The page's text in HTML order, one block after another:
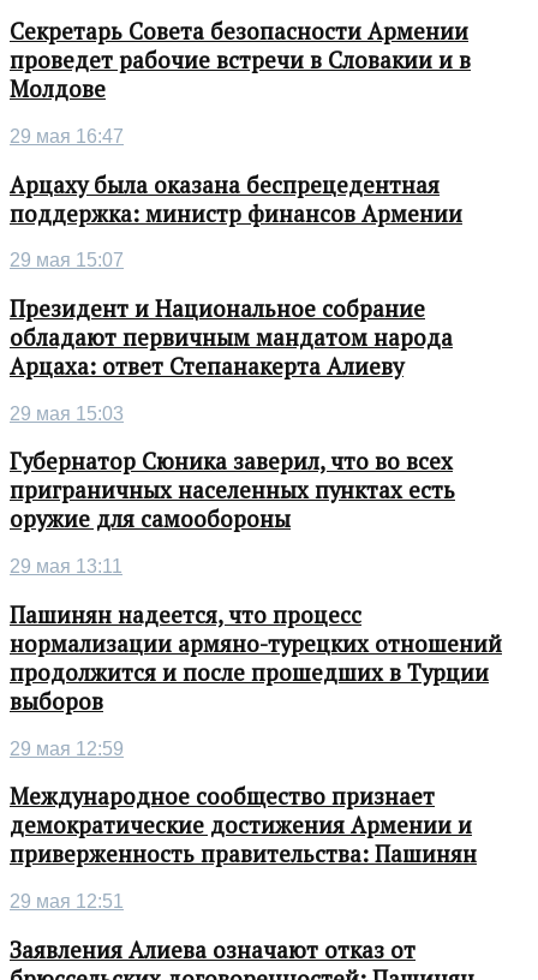
Секретарь Совета безопасности Армении
проведет рабочие встречи в Словакии и в
Молдове
29 мая 16:47
Арцаху была оказана беспрецедентная
поддержка: министр финансов Армении
29 мая 15:07
Президент и Национальное собрание
обладают первичным мандатом народа
Арцаха: ответ Степанакерта Алиеву
29 мая 15:03
Губернатор Сюника заверил, что во всех
приграничных населенных пунктах есть
оружие для самообороны
29 мая 13:11
Пашинян надеется, что процесс
нормализации армяно-турецких отношений
продолжится и после прошедших в Турции
выборов
29 мая 12:59
Международное сообщество признает
демократические достижения Армении и
приверженность правительства: Пашинян
29 мая 12:51
Заявления Алиева означают отказ от